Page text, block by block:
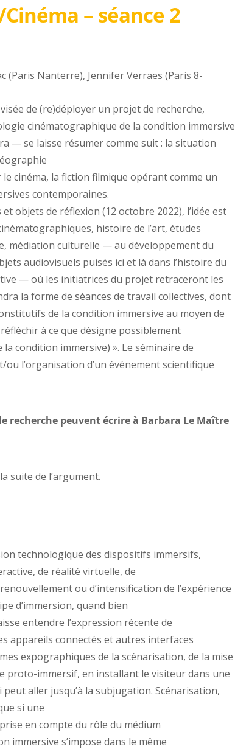
– séance 2
(Paris Nanterre), Jennifer Verraes (Paris 8-
de (re)déployer un projet de recherche,
cinématographique de la condition immersive
— se laisse résumer comme suit : la situation
cinéma, la fiction filmique opérant comme un
contemporaines.
objets de réflexion (12 octobre 2022), l’idée est
histoire de l’art, études
médiation culturelle — au développement du
audiovisuels puisés ici et là dans l’histoire du
— où les initiatrices du projet retraceront les
la forme de séances de travail collectives, dont
de la condition immersive au moyen de
à ce que désigne possiblement
condition immersive) ». Le séminaire de
l’organisation d’un événement scientifique
recherche peuvent écrire à Barbara Le Maître
suite de l’argument.
technologique des dispositifs immersifs,
de réalité virtuelle, de
ou d’intensification de l’expérience
d’immersion, quand bien
entendre l’expression récente de
appareils connectés et autres interfaces
expographiques de la scénarisation, de la mise
proto-immersif, en installant le visiteur dans une
aller jusqu’à la subjugation. Scénarisation,
si une
en compte du rôle du médium
immersive s’impose dans le même